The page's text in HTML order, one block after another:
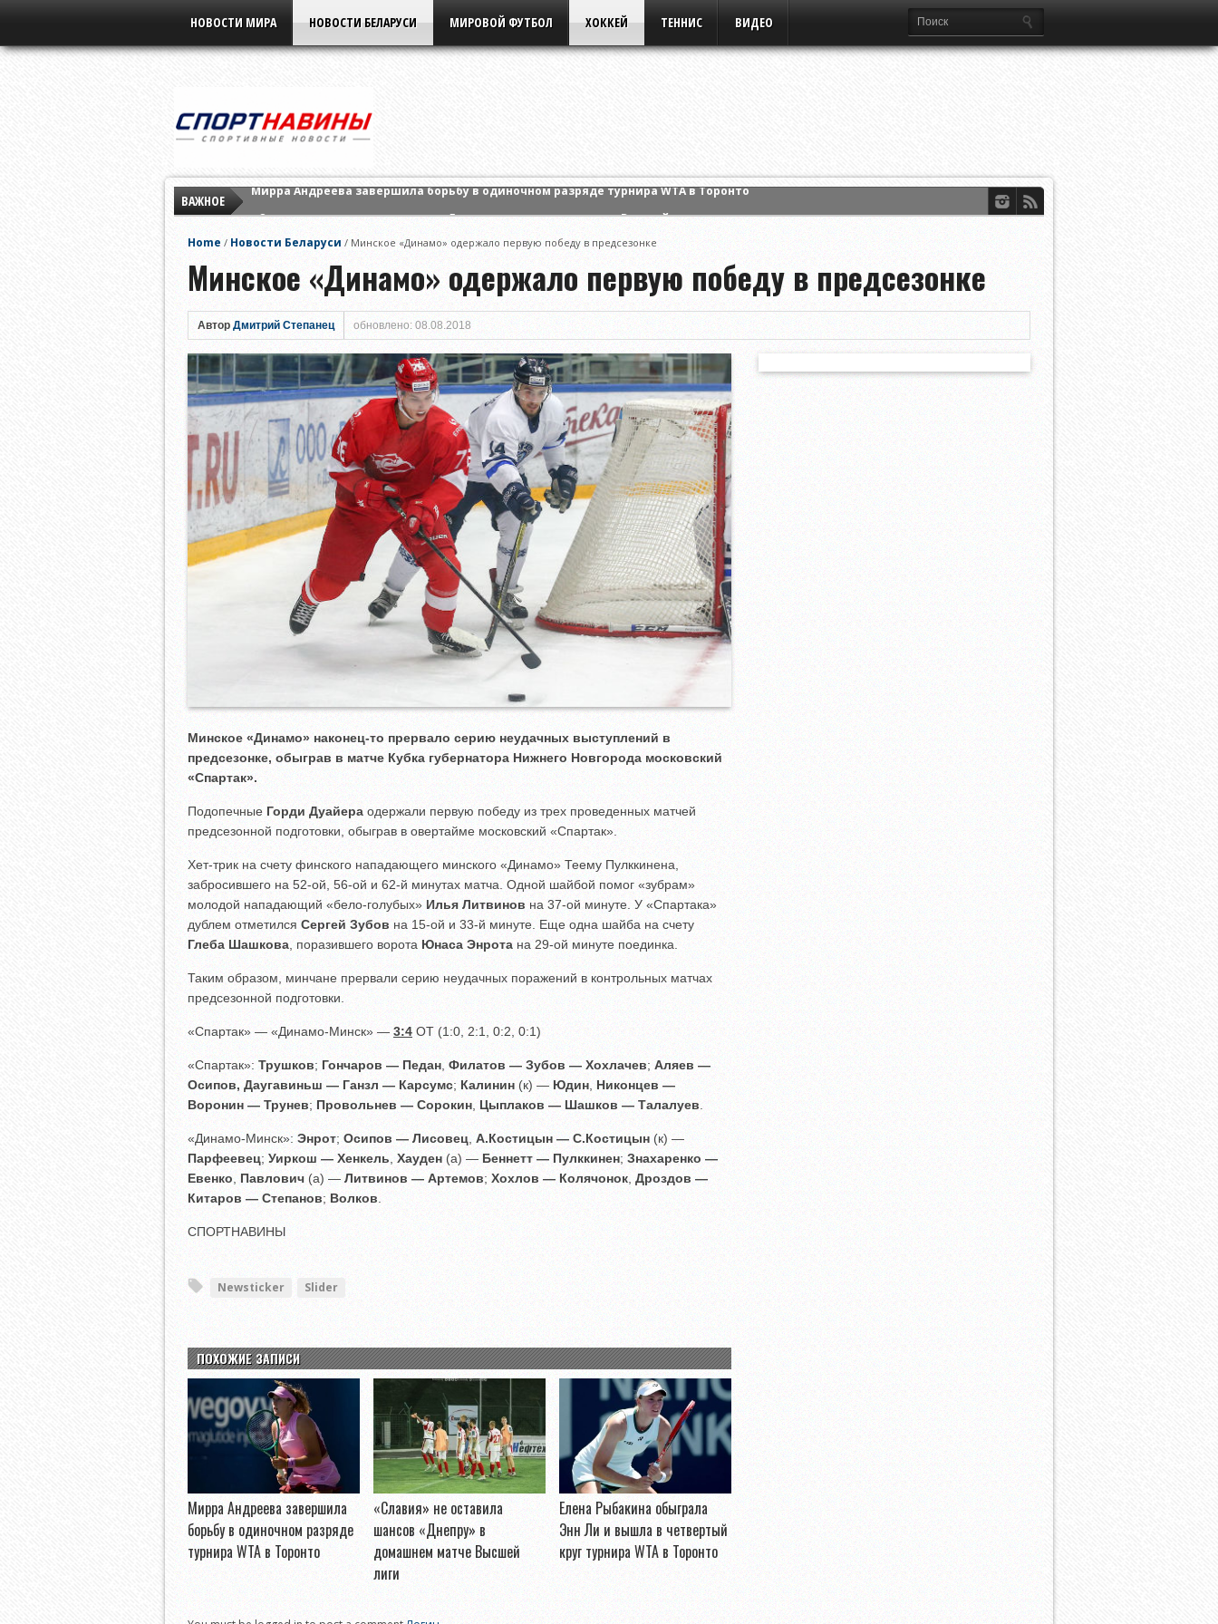
НОВОСТИ МИРА НОВОСТИ БЕЛАРУСИ МИРОВОЙ ФУТБОЛ ХОККЕЙ ТЕННИС ВИДЕО
ВАЖНОЕ
«Славия» не оставила шансов «Днепру» в домашнем матче Высшей лиги
Home / Новости Беларуси / Минское «Динамо» одержало первую победу в предсезонке
Минское «Динамо» одержало первую победу в предсезонке
Автор Дмитрий Степанец обновлено: 08.08.2018
Минское «Динамо» наконец-то прервало серию неудачных выступлений в
предсезонке, обыграв в матче Кубка губернатора Нижнего Новгорода московский
«Спартак».
Подопечные Горди Дуайера одержали первую победу из трех проведенных матчей
предсезонной подготовки, обыграв в овертайме московский «Спартак».
Хет-трик на счету финского нападающего минского «Динамо» Теему Пулккинена,
забросившего на 52-ой, 56-ой и 62-й минутах матча. Одной шайбой помог «зубрам»
молодой нападающий «бело-голубых» Илья Литвинов на 37-ой минуте. У «Спартака»
дублем отметился Сергей Зубов на 15-ой и 33-й минуте. Еще одна шайба на счету
Глеба Шашкова, поразившего ворота Юнаса Энрота на 29-ой минуте поединка.
Таким образом, минчане прервали серию неудачных поражений в контрольных матчах
предсезонной подготовки.
«Спартак» — «Динамо-Минск» — 3:4 ОТ (1:0, 2:1, 0:2, 0:1)
«Спартак»: Трушков; Гончаров — Педан, Филатов — Зубов — Хохлачев; Аляев —
Осипов, Даугавиньш — Ганзл — Карсумс; Калинин (к) — Юдин, Никонцев —
Воронин — Трунев; Провольнев — Сорокин, Цыплаков — Шашков — Талалуев.
«Динамо-Минск»: Энрот; Осипов — Лисовец, А.Костицын — С.Костицын (к) —
Парфеевец; Уиркош — Хенкель, Хауден (а) — Беннетт — Пулккинен; Знахаренко —
Евенко, Павлович (а) — Литвинов — Артемов; Хохлов — Колячонок, Дроздов —
Китаров — Степанов; Волков.
СПОРТНАВИНЫ
Newsticker Slider
ПОХОЖИЕ ЗАПИСИ
Мирра Андреева завершила
борьбу в одиночном разряде
турнира WTA в Торонто
«Славия» не оставила
шансов «Днепру» в
домашнем матче Высшей
лиги
Елена Рыбакина обыграла
Энн Ли и вышла в четвертый
круг турнира WTA в Торонто